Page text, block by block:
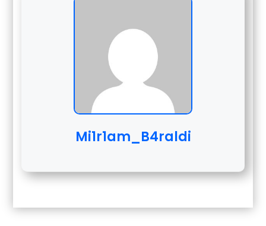
Mi1r1am_B4raldi